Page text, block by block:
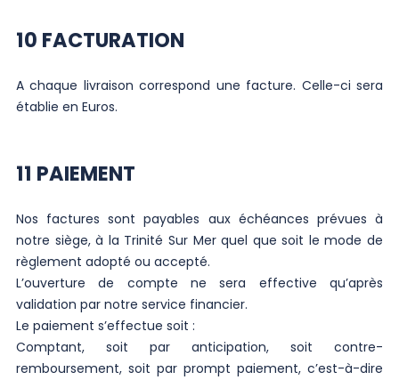
10 FACTURATION
A chaque livraison correspond une facture. Celle-ci sera
établie en Euros.
11 PAIEMENT
Nos factures sont payables aux échéances prévues à
notre siège, à la Trinité Sur Mer quel que soit le mode de
règlement adopté ou accepté.
L’ouverture de compte ne sera effective qu’après
validation par notre service financier.
Le paiement s’effectue soit :
Comptant, soit par anticipation, soit contre-
remboursement, soit par prompt paiement, c’est-à-dire